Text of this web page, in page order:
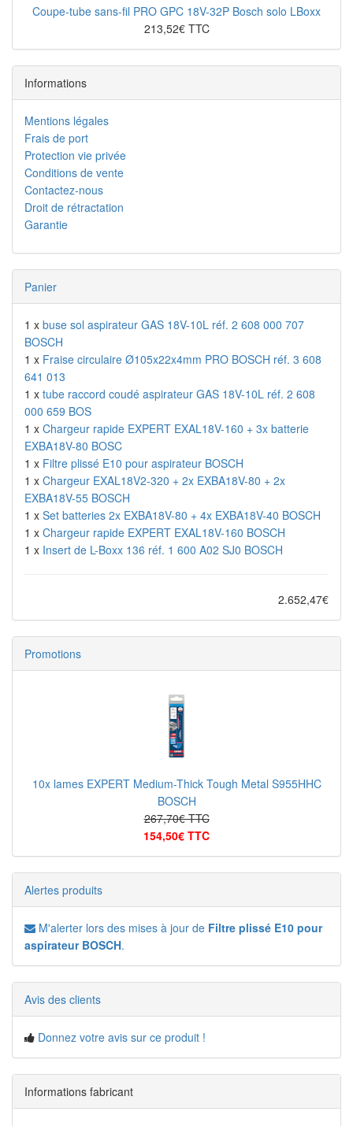
Coupe-tube sans-fil PRO GPC 18V-32P Bosch solo LBoxx
213,52€ TTC
Informations
Mentions légales
Frais de port
Protection vie privée
Conditions de vente
Contactez-nous
Droit de rétractation
Garantie
Panier
1 x buse sol aspirateur GAS 18V-10L réf. 2 608 000 707
BOSCH
1 x Fraise circulaire Ø105x22x4mm PRO BOSCH réf. 3 608
641 013
1 x tube raccord coudé aspirateur GAS 18V-10L réf. 2 608
000 659 BOS
1 x Chargeur rapide EXPERT EXAL18V-160 + 3x batterie
EXBA18V-80 BOSC
1 x Filtre plissé E10 pour aspirateur BOSCH
1 x Chargeur EXAL18V2-320 + 2x EXBA18V-80 + 2x
EXBA18V-55 BOSCH
1 x Set batteries 2x EXBA18V-80 + 4x EXBA18V-40 BOSCH
1 x Chargeur rapide EXPERT EXAL18V-160 BOSCH
1 x Insert de L-Boxx 136 réf. 1 600 A02 SJ0 BOSCH
2.652,47€
Promotions
10x lames EXPERT Medium-Thick Tough Metal S955HHC
BOSCH
267,70€ TTC
154,50€ TTC
Alertes produits
M'alerter lors des mises à jour de Filtre plissé E10 pour
aspirateur BOSCH.
Avis des clients
Donnez votre avis sur ce produit !
Informations fabricant